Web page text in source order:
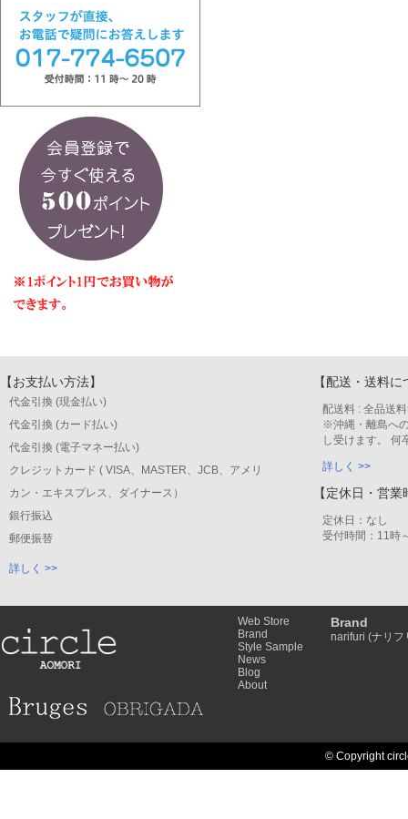
【お支払い方法】
代金引換 (現金払い)
代金引換 (カード払い)
代金引換 (電子マネー払い)
クレジットカード ( VISA、MASTER、JCB、アメリ
カン・エキスプレス、ダイナース）
銀行振込
郵便振替
詳しく >>
【配送・送料
配送料 : 全品送
※沖縄・離島へ
し受けます。 何
詳しく >>
【定休日・営
定休日：なし
受付時間：11時
Web Store
Brand
Style Sample
News
Blog
About
Brand
narifuri (ナリフ
© Copyright